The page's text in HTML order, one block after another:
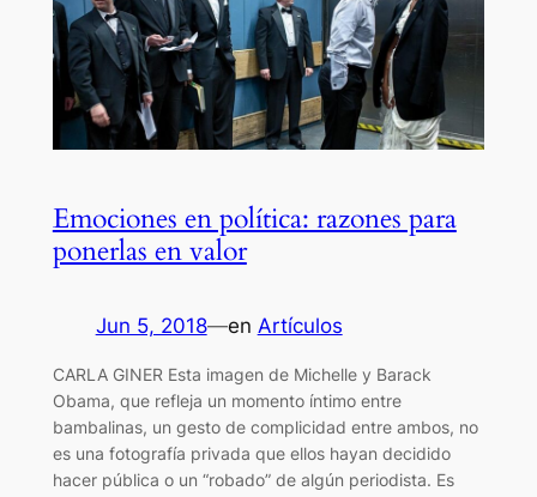
Emociones en política: razones para
ponerlas en valor
Jun 5, 2018—en Artículos
CARLA GINER Esta imagen de Michelle y Barack
Obama, que refleja un momento íntimo entre
bambalinas, un gesto de complicidad entre ambos, no
es una fotografía privada que ellos hayan decidido
hacer pública o un “robado” de algún periodista. Es